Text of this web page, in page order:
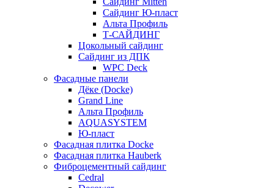
Сайдинг Ю-пласт
Альта Профиль
Т-САЙДИНГ
Цокольный сайдинг
Сайдинг из ДПК
WPC Deck
Фасадные панели
Дёке (Docke)
Grand Line
Альта Профиль
AQUASYSTEM
Ю-пласт
Фасадная плитка Docke
Фасадная плитка Hauberk
Фиброцементный сайдинг
Cedral